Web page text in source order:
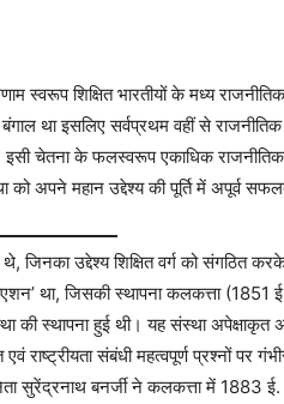
स्वरूप शिक्षित भारतीयों के मध्य
था इसलिए सर्वप्रथम वहीं से
इसी चेतना के फलस्वरूप एकाधिक
अपने महान उद्देश्य की पूर्ति में अपूर्व
उद्देश्य शिक्षित वर्ग को संगठित
था, जिसकी स्थापना कलकत्ता (1851
की स्थापना हुई थी। यह संस्था अपेक्षाकृत
एवं राष्ट्रीयता संबंधी महत्वपूर्ण प्रश्नों पर
सुरेंद्रनाथ बनर्जी ने कलकत्ता में 1883